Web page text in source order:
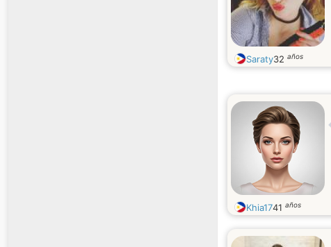
Saraty32 años
Khia1741 años